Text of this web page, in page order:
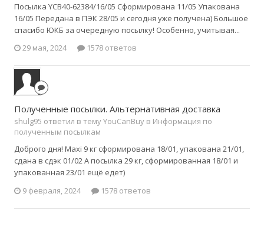
Посылка YCB40-62384/16/05 Сформирована 11/05 Упакована
16/05 Передана в ПЭК 28/05 и сегодня уже получена) Большое
спасибо ЮКБ за очередную посылку! Особенно, учитывая...
29 мая, 2024
1578 ответов
Полученные посылки. Альтернативная доставка
shulg95 ответил в тему YouCanBuy в Информация по
полученным посылкам
Доброго дня! Maxi 9 кг сформирована 18/01, упакована 21/01,
сдана в сдэк 01/02 А посылка 29 кг, сформированная 18/01 и
упакованная 23/01 ещё едет)
9 февраля, 2024
1578 ответов